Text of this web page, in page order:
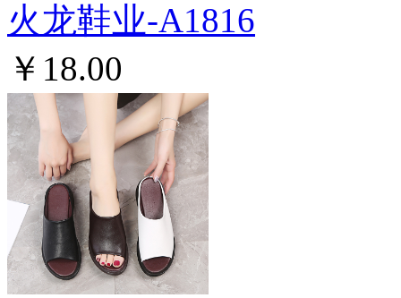
火龙鞋业-A1816
￥18.00